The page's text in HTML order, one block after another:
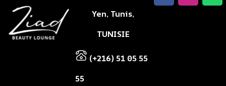
Yen, Tunis,
TUNISIE
(+216) 51 05 55
55